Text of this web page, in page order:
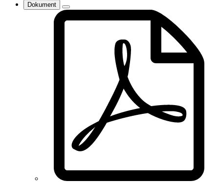
Dokument